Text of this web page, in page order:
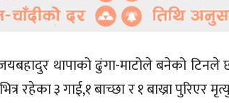
थापाको ढुंगा-माटोले बनेको
रहेका ३ गाई,१ बाच्छा र १ बाख्रा पुरिएर